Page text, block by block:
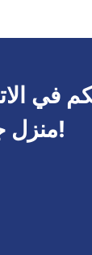
في
منزل جاهز ونتطلع إلى العمل معك!